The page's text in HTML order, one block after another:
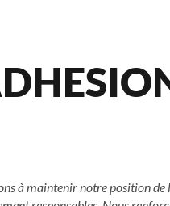
à maintenir notre position